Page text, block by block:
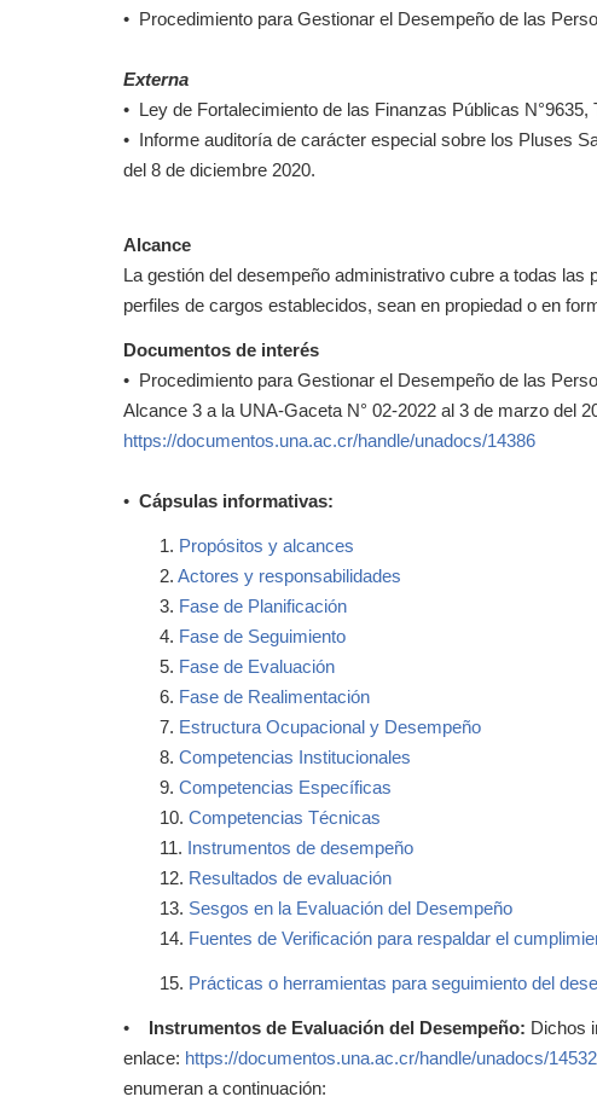
• Procedimiento para Gestionar el Desempeño de las
Externa
• Ley de Fortalecimiento de las Finanzas Públicas
• Informe auditoría de carácter especial sobre los Pluses
del 8 de diciembre 2020.
Alcance
La gestión del desempeño administrativo cubre a todas
perfiles de cargos establecidos, sean en propiedad o en
Documentos de interés
• Procedimiento para Gestionar el Desempeño de las
Alcance 3 a la UNA-Gaceta N° 02-2022 al 3 de marzo del
https://documentos.una.ac.cr/handle/unadocs/14386
• Cápsulas informativas:
1. Propósitos y alcances
2. Actores y responsabilidades
3. Fase de Planificación
4. Fase de Seguimiento
5. Fase de Evaluación
6. Fase de Realimentación
7. Estructura Ocupacional y Desempeño
8. Competencias Institucionales
9. Competencias Específicas
10. Competencias Técnicas
11. Instrumentos de desempeño
12. Resultados de evaluación
13. Sesgos en la Evaluación del Desempeño
14. Fuentes de Verificación para respaldar el
15. Prácticas o herramientas para seguimiento del
• Instrumentos de Evaluación del Desempeño: Dichos
enlace: https://documentos.una.ac.cr/handle/unadocs/14532
enumeran a continuación: